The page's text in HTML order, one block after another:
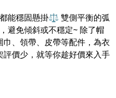
能穩固懸掛⚖️ 雙側平衡的弧
避免傾斜或不穩定~ 除了帽
、領帶、皮帶等配件，為衣
價少，就等你趁好價來入手